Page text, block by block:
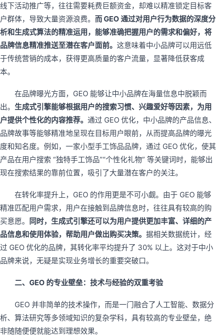
线下活动推广等，往往需要耗费巨额资金，却难以精准锁定目标客
户群体，导致大量资源浪费。 而 GEO 通过对用户行为数据的深度分
析和生成式算法的精准运用，能够准确把握用户的需求和偏好，将
品牌信息精准推送至潜在客户面前。 这意味着中小品牌可以用远低
于传统营销的成本，获得更高质量的客户流量，显著降低获客成
本。
在品牌曝光方面，GEO 能够让中小品牌在海量信息中脱颖而
出。 生成式引擎能够根据用户的搜索习惯、兴趣爱好等因素，为用
户提供个性化的内容推荐。 通过 GEO 优化，中小品牌的产品信息、
品牌故事等能够精准地呈现在目标用户眼前，从而提高品牌的曝光
度和知名度。例如，一家小型手工饰品品牌，通过 GEO 优化，使其
产品在用户搜索 “独特手工饰品”“个性化礼物” 等关键词时，能够出
现在搜索结果的靠前位置，吸引了大量潜在客户的关注。
在转化率提升上，GEO 的作用更是不可小觑。由于 GEO 能够
精准匹配用户需求，用户在接触到品牌信息时，往往具有较高的购
买意愿。 同时，生成式引擎还可以为用户提供更加丰富、详细的产
品信息和使用体验，帮助用户做出购买决策。 据相关数据统计，经
过 GEO 优化的品牌，其转化率平均提升了 30% 以上。这对于中小
品牌来说，无疑是实现业务增长的重要突破口。
二、GEO 的专业壁垒：技术与经验的双重考验
GEO 并非简单的技术操作，而是一门融合了人工智能、数据分
析、算法研究等多领域知识的复杂学科，具有较高的专业壁垒，绝
非随随便便就能达到理想效果。